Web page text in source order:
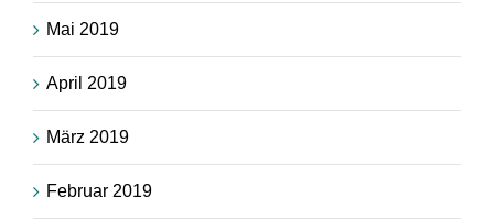
Mai 2019
April 2019
März 2019
Februar 2019